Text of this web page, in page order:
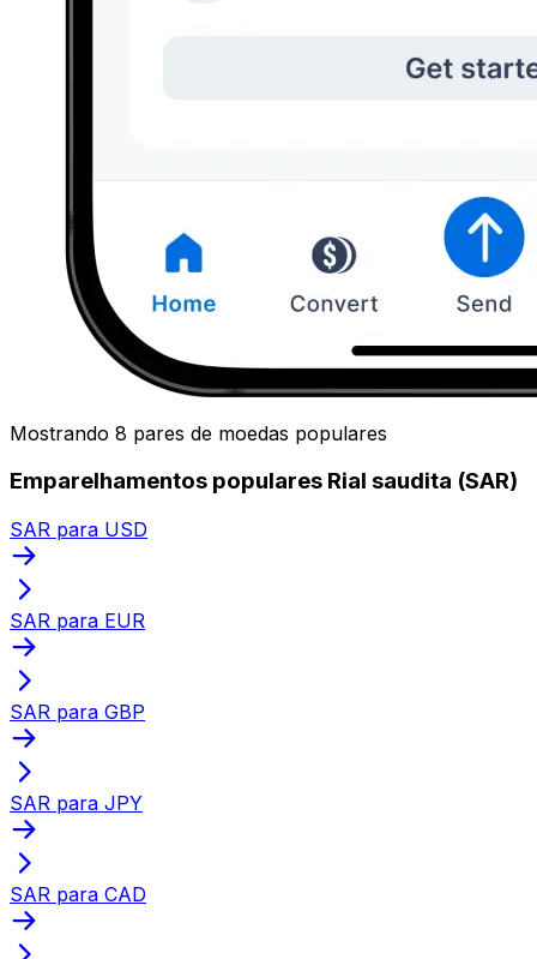
Mostrando 8 pares de moedas populares
Emparelhamentos populares Rial saudita (SAR)
SAR para USD
SAR para EUR
SAR para GBP
SAR para JPY
SAR para CAD